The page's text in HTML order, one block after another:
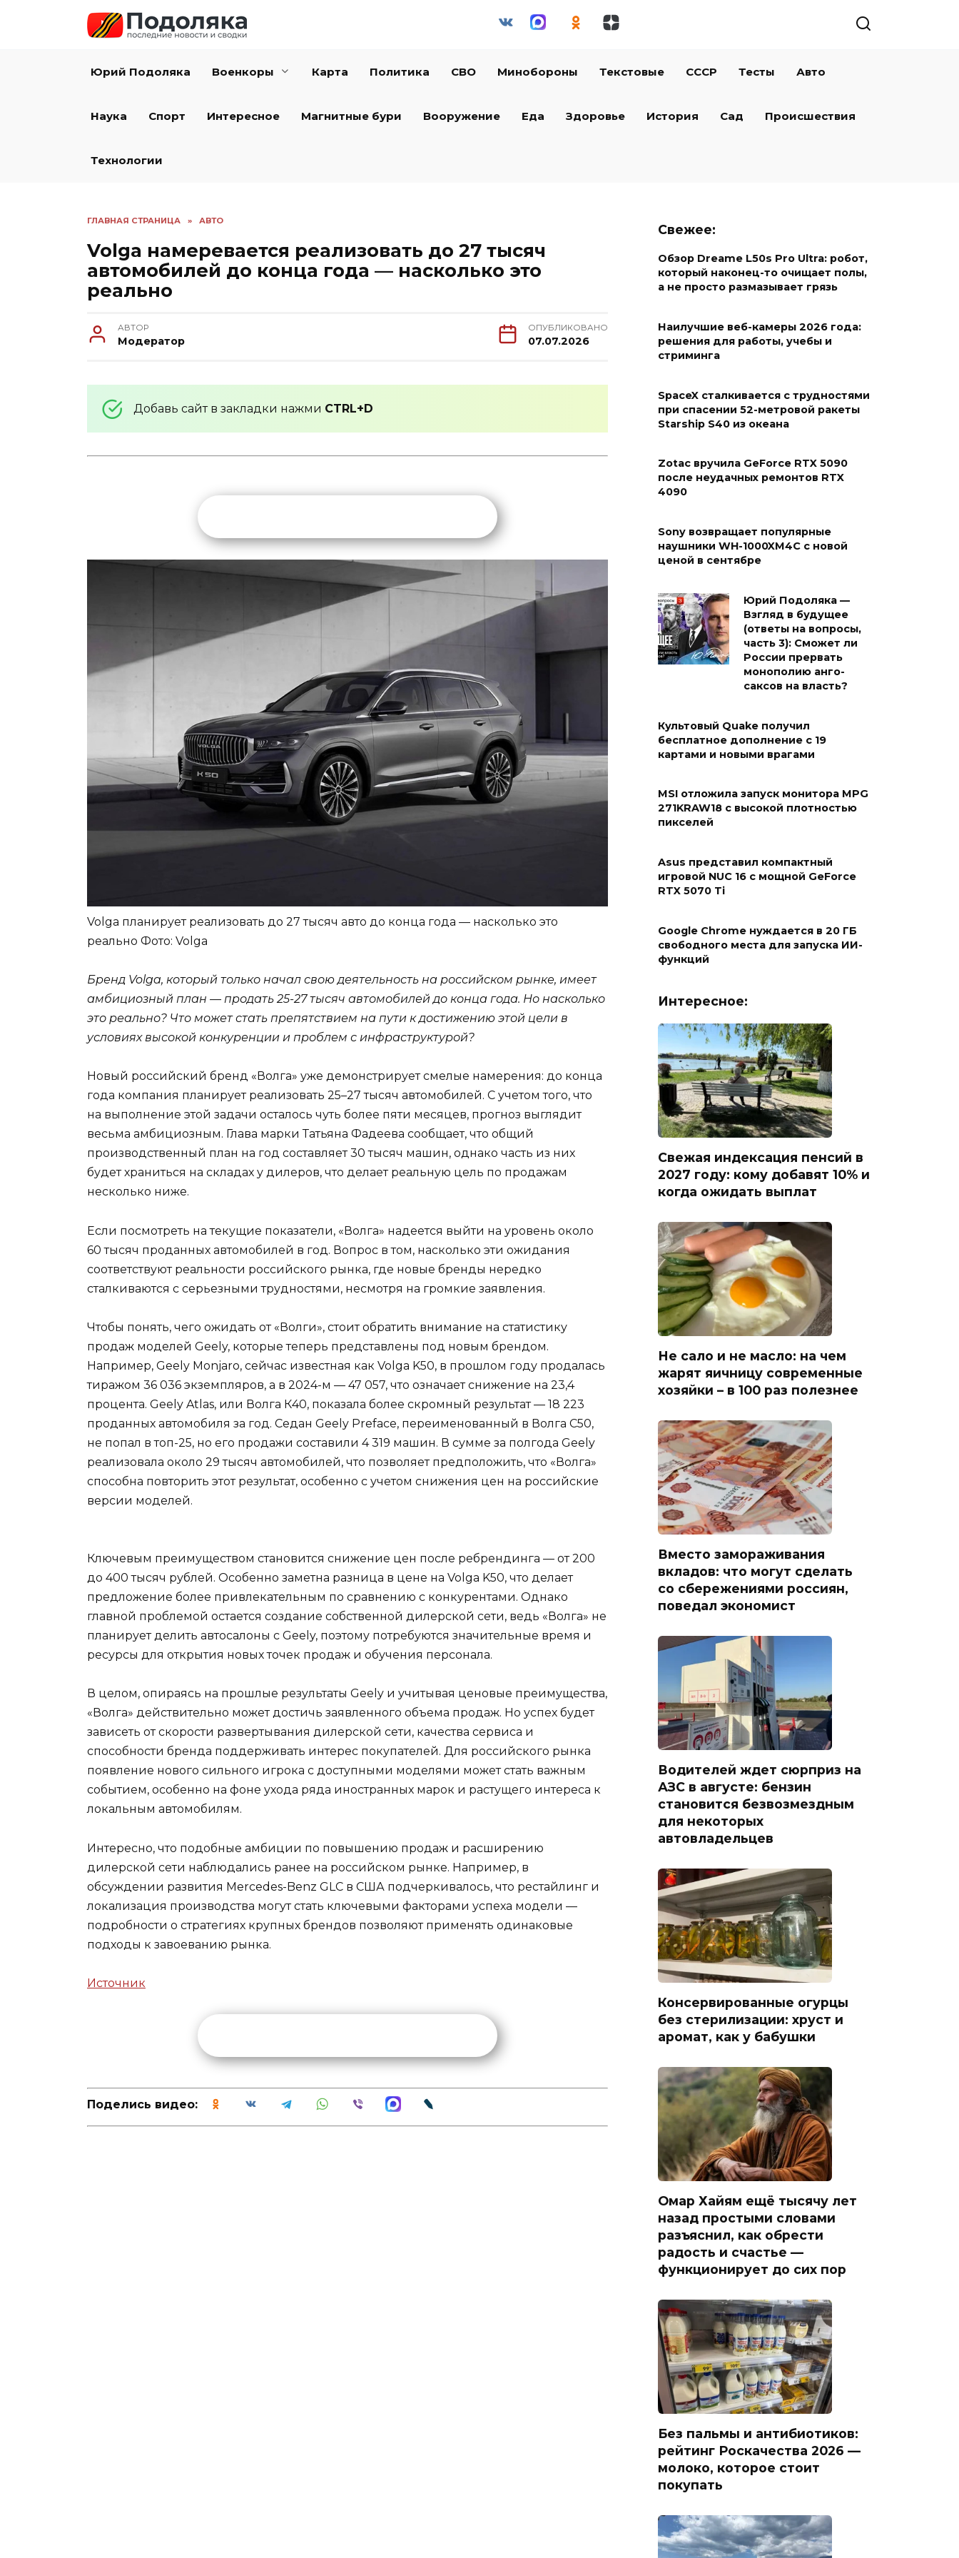
Юрий Подоляка Военкоры Карта Политика СВО Минобороны Текстовые СССР Тесты Авто
Наука Спорт Интересное Магнитные бури Вооружение Еда Здоровье История Сад Происшествия
Технологии
ГЛАВНАЯ СТРАНИЦА » АВТО
Volga намеревается реализовать до 27 тысяч
автомобилей до конца года — насколько это
реально
АВТОР
Модератор
ОПУБЛИКОВАНО
07.07.2026
Добавь сайт в закладки нажми CTRL+D
Volga планирует реализовать до 27 тысяч авто до конца года — насколько это
реально Фото: Volga
Бренд Volga, который только начал свою деятельность на российском рынке, имеет
амбициозный план — продать 25-27 тысяч автомобилей до конца года. Но насколько
это реально? Что может стать препятствием на пути к достижению этой цели в
условиях высокой конкуренции и проблем с инфраструктурой?
Новый российский бренд «Волга» уже демонстрирует смелые намерения: до конца
года компания планирует реализовать 25–27 тысяч автомобилей. С учетом того, что
на выполнение этой задачи осталось чуть более пяти месяцев, прогноз выглядит
весьма амбициозным. Глава марки Татьяна Фадеева сообщает, что общий
производственный план на год составляет 30 тысяч машин, однако часть из них
будет храниться на складах у дилеров, что делает реальную цель по продажам
несколько ниже.
Если посмотреть на текущие показатели, «Волга» надеется выйти на уровень около
60 тысяч проданных автомобилей в год. Вопрос в том, насколько эти ожидания
соответствуют реальности российского рынка, где новые бренды нередко
сталкиваются с серьезными трудностями, несмотря на громкие заявления.
Чтобы понять, чего ожидать от «Волги», стоит обратить внимание на статистику
продаж моделей Geely, которые теперь представлены под новым брендом.
Например, Geely Monjaro, сейчас известная как Volga K50, в прошлом году продалась
тиражом 36 036 экземпляров, а в 2024-м — 47 057, что означает снижение на 23,4
процента. Geely Atlas, или Волга К40, показала более скромный результат — 18 223
проданных автомобиля за год. Седан Geely Preface, переименованный в Волга С50,
не попал в топ-25, но его продажи составили 4 319 машин. В сумме за полгода Geely
реализовала около 29 тысяч автомобилей, что позволяет предположить, что «Волга»
способна повторить этот результат, особенно с учетом снижения цен на российские
версии моделей.
Ключевым преимуществом становится снижение цен после ребрендинга — от 200
до 400 тысяч рублей. Особенно заметна разница в цене на Volga K50, что делает
предложение более привлекательным по сравнению с конкурентами. Однако
главной проблемой остается создание собственной дилерской сети, ведь «Волга» не
планирует делить автосалоны с Geely, поэтому потребуются значительные время и
ресурсы для открытия новых точек продаж и обучения персонала.
В целом, опираясь на прошлые результаты Geely и учитывая ценовые преимущества,
«Волга» действительно может достичь заявленного объема продаж. Но успех будет
зависеть от скорости развертывания дилерской сети, качества сервиса и
способности бренда поддерживать интерес покупателей. Для российского рынка
появление нового сильного игрока с доступными моделями может стать важным
событием, особенно на фоне ухода ряда иностранных марок и растущего интереса к
локальным автомобилям.
Интересно, что подобные амбиции по повышению продаж и расширению
дилерской сети наблюдались ранее на российском рынке. Например, в
обсуждении развития Mercedes-Benz GLC в США подчеркивалось, что рестайлинг и
локализация производства могут стать ключевыми факторами успеха модели —
подробности о стратегиях крупных брендов позволяют применять одинаковые
подходы к завоеванию рынка.
Источник
Поделись видео:
Свежее:
Обзор Dreame L50s Pro Ultra: робот,
который наконец-то очищает полы,
а не просто размазывает грязь
Наилучшие веб-камеры 2026 года:
решения для работы, учебы и
стриминга
SpaceX сталкивается с трудностями
при спасении 52-метровой ракеты
Starship S40 из океана
Zotac вручила GeForce RTX 5090
после неудачных ремонтов RTX
4090
Sony возвращает популярные
наушники WH-1000XM4C с новой
ценой в сентябре
Юрий Подоляка —
Взгляд в будущее
(ответы на вопросы,
часть 3): Сможет ли
России прервать
монополию анго-
саксов на власть?
Культовый Quake получил
бесплатное дополнение с 19
картами и новыми врагами
MSI отложила запуск монитора MPG
271KRAW18 с высокой плотностью
пикселей
Asus представил компактный
игровой NUC 16 с мощной GeForce
RTX 5070 Ti
Google Chrome нуждается в 20 ГБ
свободного места для запуска ИИ-
функций
Интересное:
Свежая индексация пенсий в
2027 году: кому добавят 10% и
когда ожидать выплат
Не сало и не масло: на чем
жарят яичницу современные
хозяйки – в 100 раз полезнее
Вместо замораживания
вкладов: что могут сделать
со сбережениями россиян,
поведал экономист
Водителей ждет сюрприз на
АЗС в августе: бензин
становится безвозмездным
для некоторых
автовладельцев
Консервированные огурцы
без стерилизации: хруст и
аромат, как у бабушки
Омар Хайям ещё тысячу лет
назад простыми словами
разъяснил, как обрести
радость и счастье —
функционирует до сих пор
Без пальмы и антибиотиков:
рейтинг Роскачества 2026 —
молоко, которое стоит
покупать